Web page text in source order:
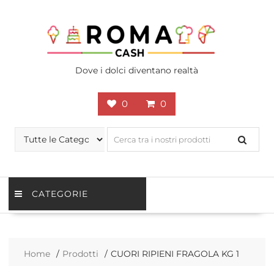
Dove i dolci diventano realtà
0 0
CATEGORIE
Home Prodotti CUORI RIPIENI FRAGOLA KG 1